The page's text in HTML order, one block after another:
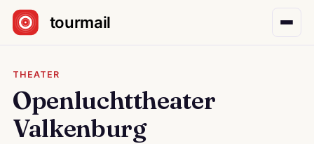
Sla navigatie over
THEATER
Openluchttheater
Valkenburg